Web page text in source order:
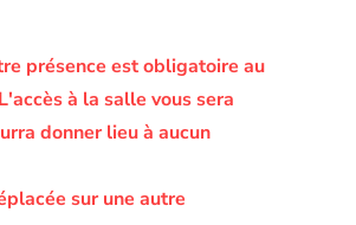
présence est obligatoire au
L'accès à la salle vous sera
donner lieu à aucun
sur une autre